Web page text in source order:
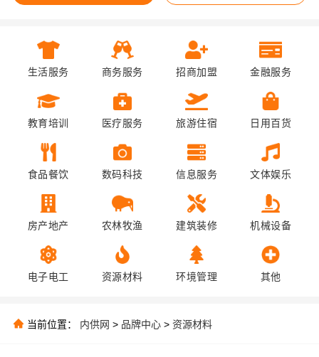
生活服务 商务服务 招商加盟 金融服务
教育培训 医疗服务 旅游住宿 日用百货
食品餐饮 数码科技 信息服务 文体娱乐
房产地产 农林牧渔 建筑装修 机械设备
电子电工 资源材料 环境管理 其他
当前位置： 内供网 > 品牌中心 > 资源材料